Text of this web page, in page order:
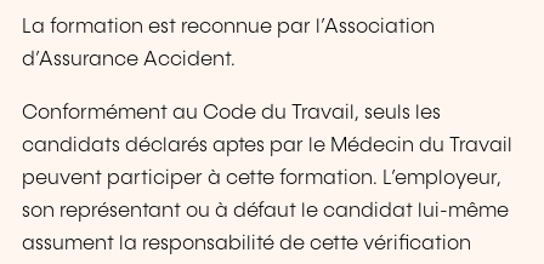
La formation est reconnue par l’Association
d’Assurance Accident.
Conformément au Code du Travail, seuls les
candidats déclarés aptes par le Médecin du Travail
peuvent participer à cette formation. L’employeur,
son représentant ou à défaut le candidat lui-même
assument la responsabilité de cette vérification